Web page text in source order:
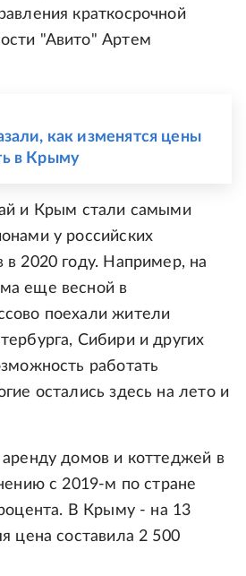
краткосрочной
"Авито" Артем
как изменятся цены
в Крыму
и Крым стали самыми
у российских
в 2020 году. Например, на
еще весной в
поехали жители
Сибири и других
работать
остались здесь на лето и
домов и коттеджей в
с 2019-м по стране
В Крыму - на 13
цена составила 2 500